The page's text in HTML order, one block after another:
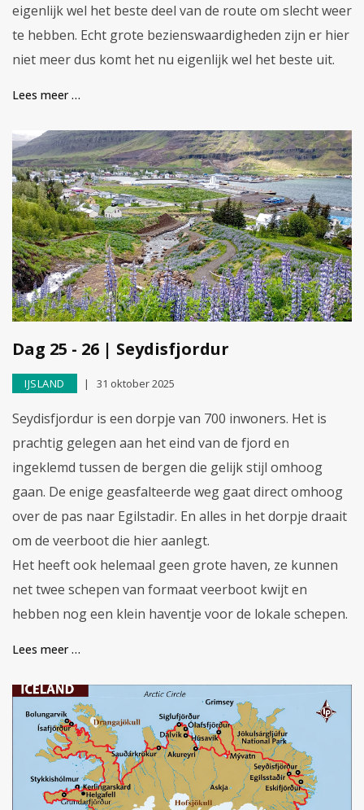
eigenlijk wel het beste deel van de route om slecht weer
te hebben. Echt grote bezienswaardigheden zijn er hier
niet meer dus komt het nu eigenlijk wel het beste uit.
Lees meer …
Dag 25 - 26 | Seydisfjordur
IJSLAND 31 oktober 2025
Seydisfjordur is een dorpje van 700 inwoners. Het is
prachtig gelegen aan het eind van de fjord en
ingeklemd tussen de bergen die gelijk stijl omhoog
gaan. De enige geasfalteerde weg gaat direct omhoog
over de pas naar Egilstadir. En alles in het dorpje draait
om de veerboot die hier aanlegt.
Het heeft ook helemaal geen grote haven, ze kunnen
net twee schepen van formaat veerboot kwijt en
hebben nog een klein haventje voor de lokale schepen.
Lees meer …